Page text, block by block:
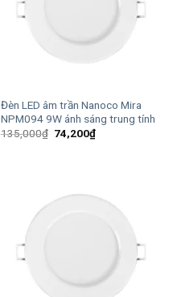
Đèn LED âm trần Nanoco Mira
NPM094 9W ánh sáng trung tính
135,000₫ Giá
gốc
74,200₫Giá
hiện